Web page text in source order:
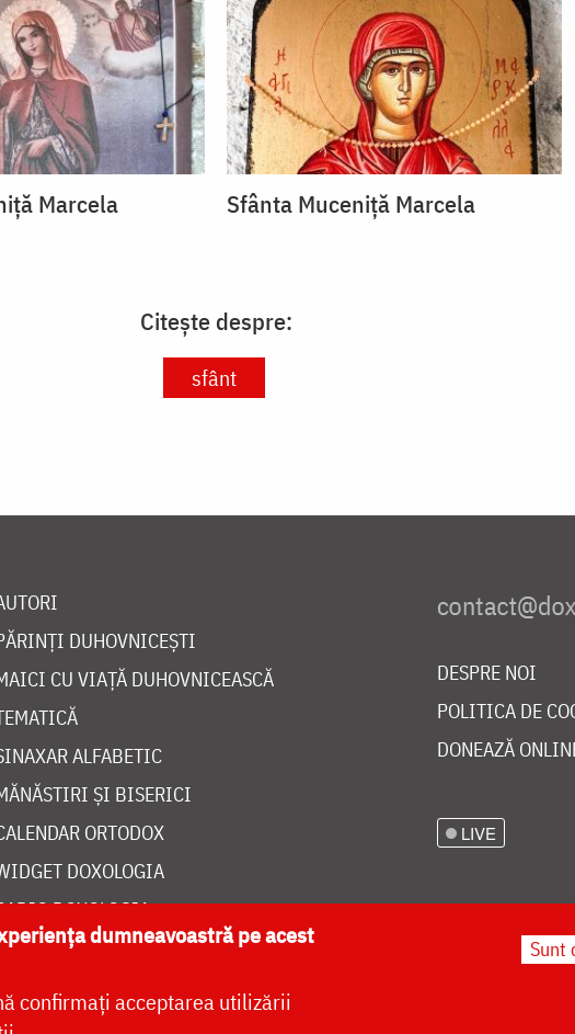
Marcela Sfânta Muceniță Marcela
Citește despre:
sfânt
DUHOVNICEȘTI
CU VIAȚĂ DUHOVNICEASCĂ
ALFABETIC
ȘI BISERICI
ORTODOX
DOXOLOGIA
DOXOLOGIA
DESPRE NOI
POLITICA DE
DONEAZĂ
LIVE
dumneavoastră pe acest
confirmați acceptarea utilizării
Sunt